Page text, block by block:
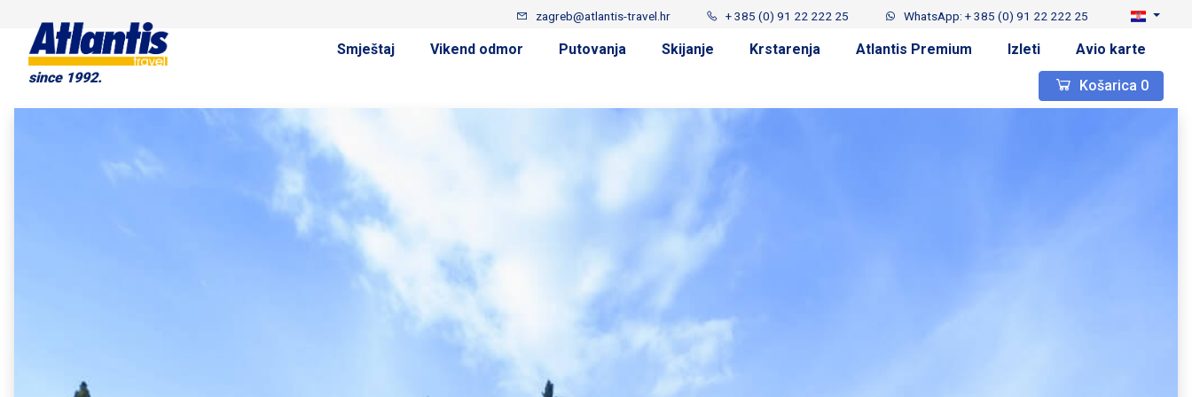
since 1992.
zagreb@atlantis-travel.hr + 385 (0) 91 22 222 25 WhatsApp: + 385 (0) 91 22 222 25
Smještaj Vikend odmor Putovanja Skijanje Krstarenja Atlantis Premium Izleti Avio karte
Košarica 0